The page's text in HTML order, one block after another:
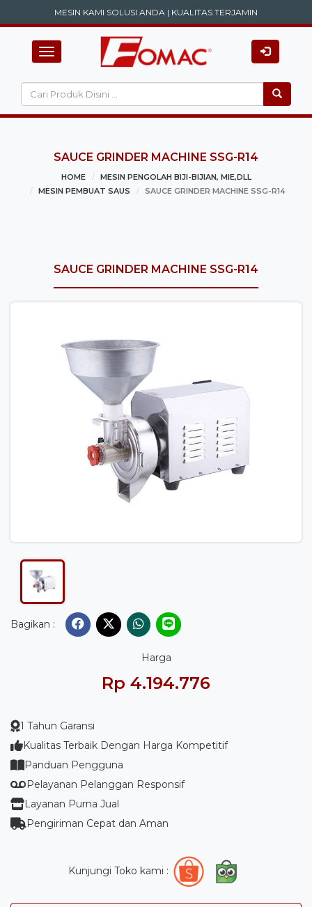
MESIN KAMI SOLUSI ANDA | KUALITAS TERJAMIN
Toggle navigation
SAUCE GRINDER MACHINE SSG-R14
HOME
MESIN PENGOLAH BIJI-BIJIAN, MIE,DLL
MESIN PEMBUAT SAUS
SAUCE GRINDER MACHINE SSG-R14
SAUCE GRINDER MACHINE SSG-R14
Bagikan :
Harga
Rp 4.194.776
1 Tahun Garansi
Kualitas Terbaik Dengan Harga Kompetitif
Panduan Pengguna
Pelayanan Pelanggan Responsif
Layanan Purna Jual
Pengiriman Cepat dan Aman
Kunjungi Toko kami :